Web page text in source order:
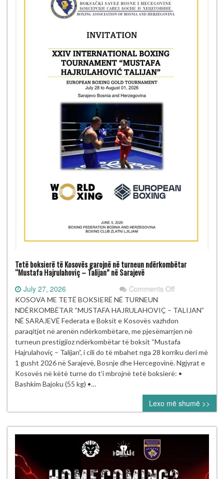
Tetë boksierë të Kosovës garojnë në turneun ndërkombëtar
“Mustafa Hajrulahoviç – Talijan” në Sarajevë
July 27, 2026 Comments Offon
boksierë
të Kosovës
garojnë
në turneun
ndërkombëtar
“Mustafa
–
Sarajevë
KOSOVA ME TETË BOKSIERË NË TURNEUN
NDËRKOMBËTAR “MUSTAFA HAJRULAHOVIÇ – TALIJAN”
NË SARAJEVË Federata e Boksit e Kosovës vazhdon
paraqitjet në arenën ndërkombëtare, me pjesëmarrjen në
turneun prestigjioz ndërkombëtar të boksit “Mustafa
Hajrulahoviç – Talijan”, i cili do të mbahet nga 28 korriku deri më
1 gusht 2026 në Sarajevë, Bosnje dhe Hercegovinë. Ngjyrat e
Kosovës në këtë turne do t’i mbrojnë tetë boksierë: •
Bashkim Bajoku (55 kg) •…
Lexo më shumë >>